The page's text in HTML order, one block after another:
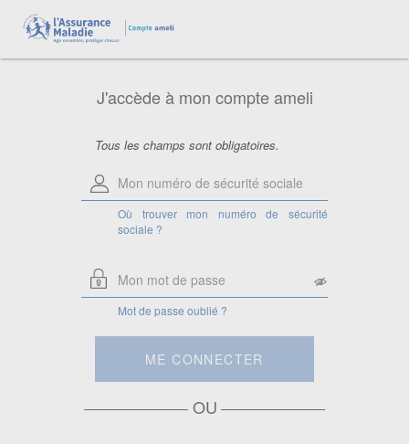
J'accède à mon compte ameli
Tous les champs sont obligatoires.
Où trouver mon numéro de sécurité
sociale ?
sociale
Saisissez votre numéro de sécurité
Attention, si vous êtes ayant droit,
saisissez le numéro de sécurité sociale
rattaché.
Mot de passe oublié ?
ME CONNECTER
OU